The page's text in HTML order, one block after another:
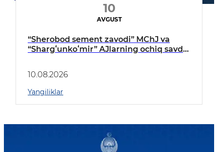
10
AVGUST
“Sherobod sement zavodi” MChJ va
“Shargʻunkoʻmir” AJlarning ochiq savdo
10.08.2026
Yangiliklar